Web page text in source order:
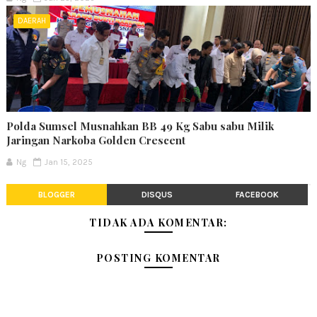
DAERAH
Polda Sumsel Musnahkan BB 49 Kg Sabu sabu Milik
Jaringan Narkoba Golden Crescent
Ng Jan 15, 2025
BLOGGER DISQUS FACEBOOK
TIDAK ADA KOMENTAR:
POSTING KOMENTAR